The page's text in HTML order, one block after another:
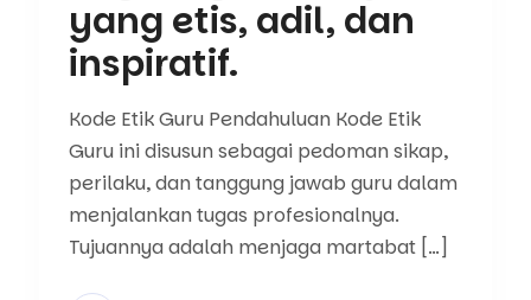
yang etis, adil, dan
inspiratif.
Kode Etik Guru Pendahuluan Kode Etik
Guru ini disusun sebagai pedoman sikap,
perilaku, dan tanggung jawab guru dalam
menjalankan tugas profesionalnya.
Tujuannya adalah menjaga martabat […]